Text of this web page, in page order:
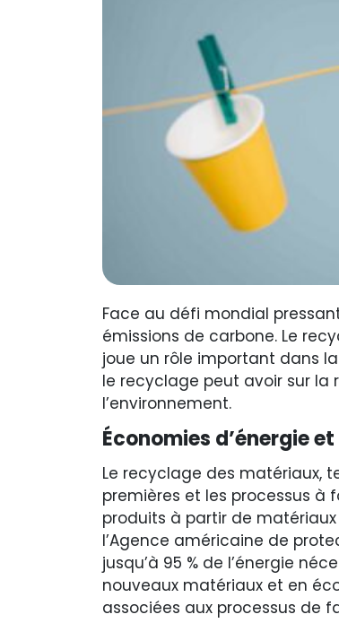
Face au défi mondial
émissions de carbone. Le
joue un rôle important dans
le recyclage peut avoir sur la
l’environnement.
Économies d’énergie
Le recyclage des matériaux,
premières et les processus à
produits à partir de
l’Agence américaine de
jusqu’à 95 % de l’énergie
nouveaux matériaux et en
associées aux processus de